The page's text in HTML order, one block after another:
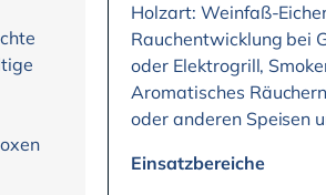
Holzart: Weinfaß-
Rauchentwicklung bei
oder Elektrogrill,
Aromatisches
oder anderen Speisen
Einsatzbereiche